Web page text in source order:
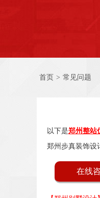
首页 > 常见问题
以下是郑州整站
郑州步真装饰设
在线